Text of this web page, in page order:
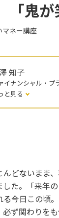
鬼が
マネー講座
知子
イナンシャル・プ
と見る
どないまま
した。「来年
今日この頃
ず関わりを